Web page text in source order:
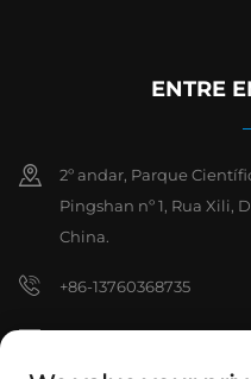
ENTRE
2º andar, Parque
Pingshan nº 1, Rua Xili,
China.
+86-13760368735